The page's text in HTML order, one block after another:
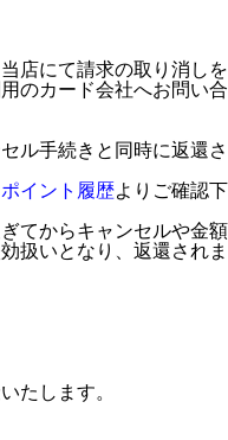
店にて請求の取り消しを
のカード会社へお問い合
ル手続きと同時に返還さ
ポイント履歴よりご確認下
てからキャンセルや金額
扱いとなり、返還されま
たします。